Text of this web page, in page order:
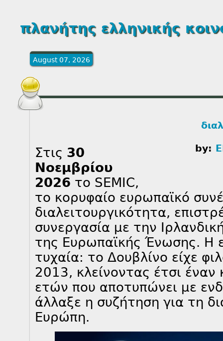
πλανήτης ελληνικής
August 07, 2026
by:
Στις 30
Νοεμβρίου
2026 το SEMIC,
το κορυφαίο ευρωπαϊκό
διαλειτουργικότητα,
συνεργασία με την
της Ευρωπαϊκής Ένωσης. Η
τυχαία: το Δουβλίνο είχε
2013, κλείνοντας έτσι
ετών που αποτυπώνει με
άλλαξε η συζήτηση για τη
Ευρώπη.